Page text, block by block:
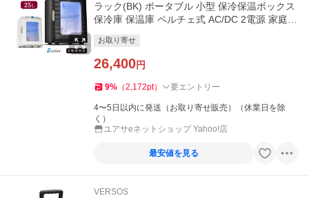
ラック(BK) ポータブル 小型 保冷保温ボックス
保冷庫 保温庫 ペルチェ式 AC/DC 2電源 家庭
お取り寄せ
26,400円
9% （2,172pt） 要エントリー
4〜5日以内に発送（お取り寄せ販売）（休業日を除
く）
ユアサeネットショップ Yahoo!店
最安値を見る
VERSOS